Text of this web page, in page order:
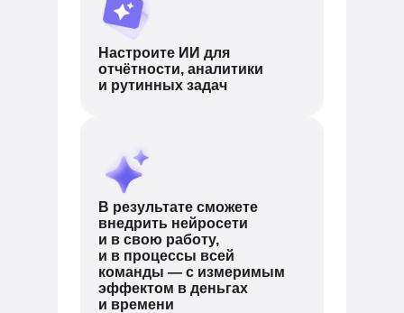
Настроите ИИ для
отчётности, аналитики
и рутинных задач
В результате сможете
внедрить нейросети
и в свою работу,
и в процессы всей
команды — с измеримым
эффектом в деньгах
и времени